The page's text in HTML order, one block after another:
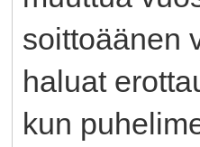
soittoäänen
haluat
kun